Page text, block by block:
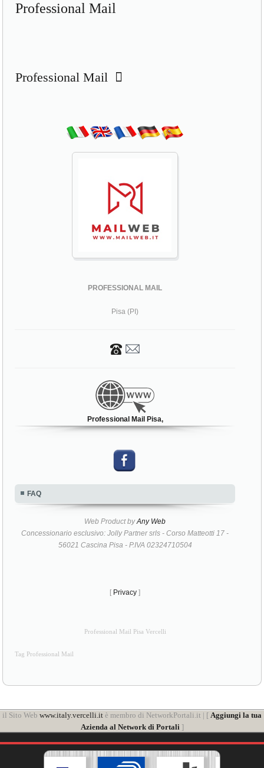
Professional Mail
Professional Mail
PROFESSIONAL MAIL
Pisa (PI)
Professional Mail Pisa,
FAQ
Web Product byAny Web
Concessionario esclusivo: Jolly Partner srls - Corso Matteotti 17 -
56021 Cascina Pisa - P.IVA 02324710504
[ Privacy ]
Professional Mail Pisa Vercelli
Tag Professional Mail
il Sito Web www.italy.vercelli.it è membro di NetworkPortali.it | [ Aggiungi la tua
Azienda al Network di Portali]